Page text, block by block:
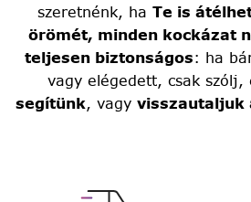
szeretnénk, ha Te is
örömét, minden kockázat
teljesen biztonságos: ha
vagy elégedett, csak szólj,
segítünk, vagy visszautaljuk